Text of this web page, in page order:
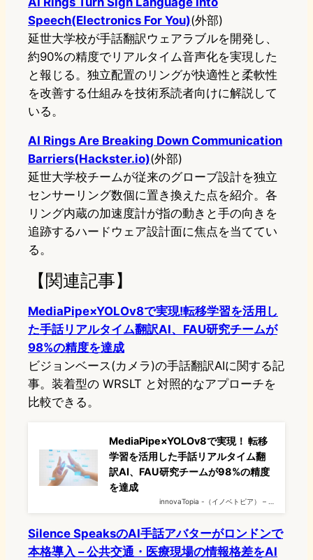
Speech(Electronics For You)(外部)
延世大学校が手話翻訳ウェアラブルを開発し、
約90%の精度でリアルタイム音声化を実現した
と報じる。独立配置のリングが快適性と柔軟性
を改善する仕組みを技術系読者向けに解説して
いる。
AI Rings Are Breaking Down Communication
Barriers(Hackster.io)(外部)
延世大学校チームが従来のグローブ設計を独立
センサーリング数個に置き換えた点を紹介。各
リング内蔵の加速度計が指の動きと手の向きを
追跡するハードウェア設計面に焦点を当ててい
る。
【関連記事】
MediaPipe×YOLOv8で実現!転移学習を活用し
た手話リアルタイム翻訳AI、FAU研究チームが
98%の精度を達成
ビジョンベース(カメラ)の手話翻訳AIに関する記
事。装着型の WRSLT と対照的なアプローチを
比較できる。
MediaPipe×YOLOv8で実現！ 転移
学習を活用した手話リアルタイム翻
訳AI、FAU研究チームが98%の精度
を達成
innovaTopia -（イノベトピア） – …
Silence SpeaksのAI手話アバターがロンドンで
本格導入 – 公共交通・医療現場の情報格差をAI